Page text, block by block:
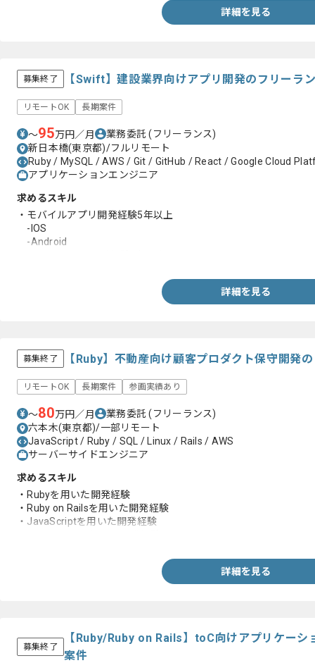
詳細を見る
募集終了 【Swift】建設業界向けアプリ開発のフリーラ
リモートOK 長期案件
〜95万円／月 業務委託(フリーランス)
新日本橋(東京都)/フルリモート
Ruby / MySQL / AWS / Git / GitHub / React / Google Cloud
アプリケーションエンジニア
求めるスキル
・モバイルアプリ開発経験5年以上
-IOS
-Android
詳細を見る
募集終了 【Ruby】不動産向け顧客プロダクト保守開発
リモートOK 長期案件 参画実績あり
〜80万円／月 業務委託(フリーランス)
六本木(東京都)/一部リモート
JavaScript / Ruby / SQL / Linux / Rails / AWS
サーバーサイドエンジニア
求めるスキル
・Rubyを用いた開発経験
・Ruby on Railsを用いた開発経験
・JavaScriptを用いた開発経験
詳細を見る
募集終了
【Ruby/Ruby on Rails】toC向けアプリケーシ
案件